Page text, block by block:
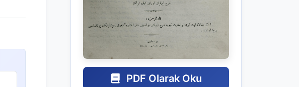
PDF Olarak Oku